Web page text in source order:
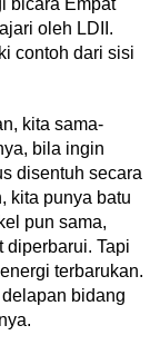
oleh LDII.
contoh dari sisi
kita sama-
bila ingin
disentuh secara
kita punya batu
pun sama,
diperbarui. Tapi
terbarukan.
bidang